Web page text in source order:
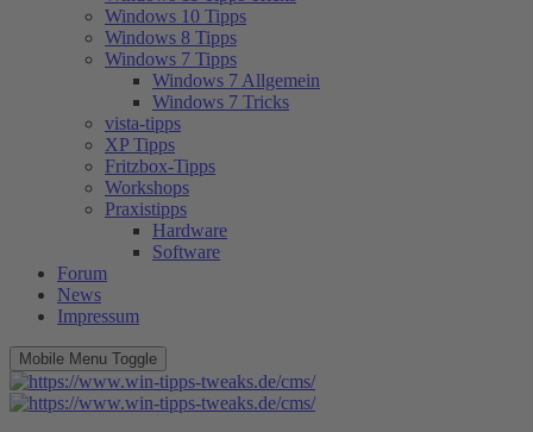
Windows 10 Tipps
Windows 8 Tipps
Windows 7 Tipps
Windows 7 Allgemein
Windows 7 Tricks
vista-tipps
XP Tipps
Fritzbox-Tipps
Workshops
Praxistipps
Hardware
Software
Forum
News
Impressum
Mobile Menu Toggle